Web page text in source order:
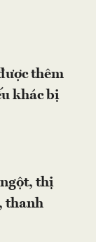
thêm
khác bị
thị
thanh